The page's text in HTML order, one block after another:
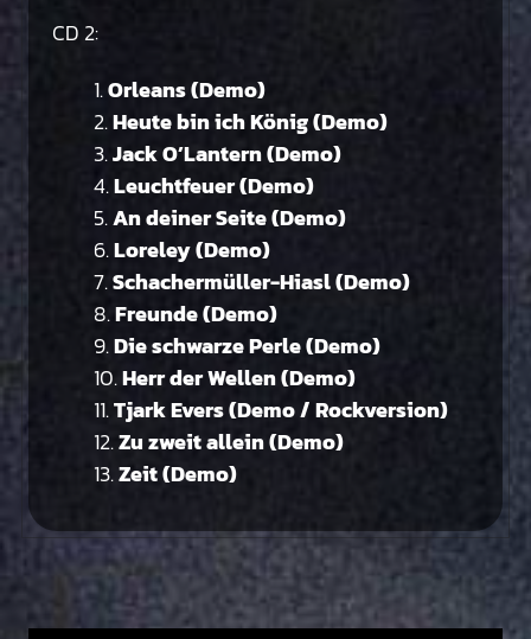
CD 2:
Orleans (Demo)
Heute bin ich König (Demo)
Jack O’Lantern (Demo)
Leuchtfeuer (Demo)
An deiner Seite (Demo)
Loreley (Demo)
Schachermüller-Hiasl (Demo)
Freunde (Demo)
Die schwarze Perle (Demo)
Herr der Wellen (Demo)
Tjark Evers (Demo / Rockversion)
Zu zweit allein (Demo)
Zeit (Demo)